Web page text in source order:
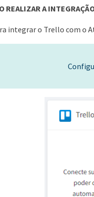
REALIZAR A
integrar o Trello com o